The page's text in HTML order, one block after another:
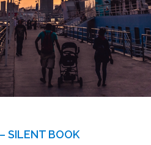
SILENT BOOK